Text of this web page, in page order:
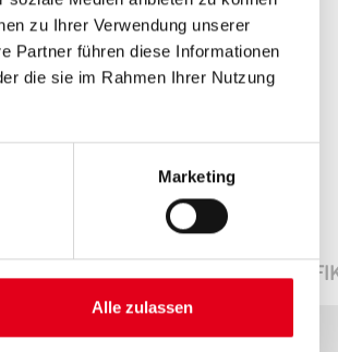
zu Ihrer Verwendung unserer
Partner führen diese Informationen
die sie im Rahmen Ihrer Nutzung
Marketing
Alle zulassen
DATENBLÄTTER